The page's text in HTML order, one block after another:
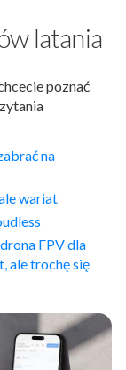
latania
poznać
na
wariat
drona FPV dla
ale trochę się